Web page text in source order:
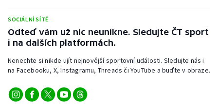
Stolní tenis
Triatlon
Veslování
Volejbal
SOCIÁLNÍ SÍTĚ
Odteď vám už nic neunikne. Sledujte ČT sport
i na dalších platformách.
Nenechte si nikde ujít nejnovější sportovní události. Sledujte nás i
na Facebooku, X, Instagramu, Threads či YouTube a buďte v obraze.